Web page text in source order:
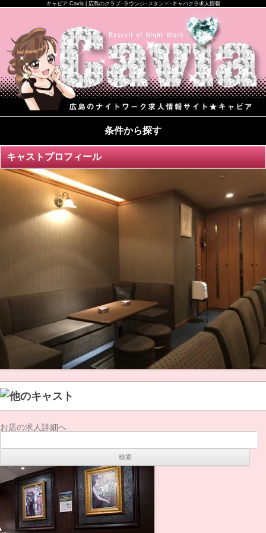
キャビア Cavia | 広島のクラブ･ラウンジ･スタンド･キャバクラ求人情報
条件から探す
キャストプロフィール
お店の求人詳細へ
索: